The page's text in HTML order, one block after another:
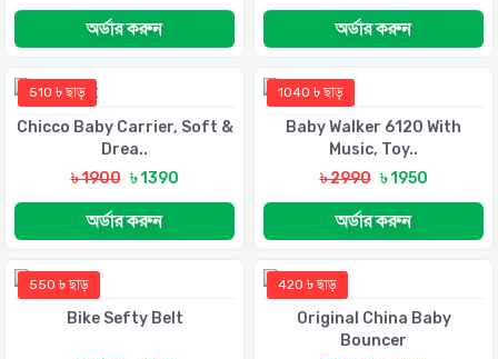
অর্ডার করুন অর্ডার করুন
510 ৳ ছাড়
Chicco Baby Carrier, Soft &
Drea..
৳ 1900 ৳ 1390
অর্ডার করুন
1040 ৳ ছাড়
Baby Walker 6120 With
Music, Toy..
৳ 2990 ৳ 1950
অর্ডার করুন
550 ৳ ছাড়
Bike Sefty Belt
420 ৳ ছাড়
Original China Baby
Bouncer